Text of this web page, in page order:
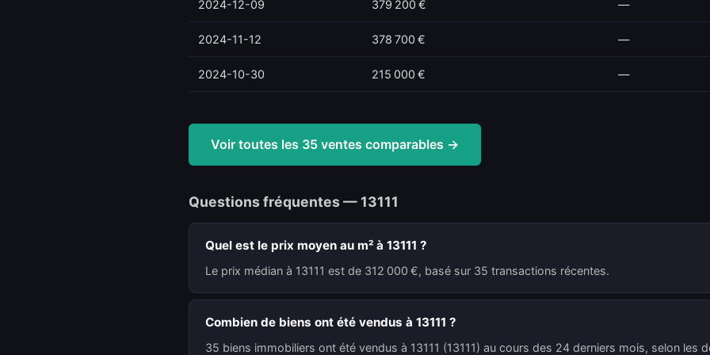
2024-12-09 379 200 € —
2024-11-12 378 700 € —
2024-10-30 215 000 € —
Voir toutes les 35 ventes comparables →
Questions fréquentes — 13111
Quel est le prix moyen au m² à 13111 ?
Le prix médian à 13111 est de 312 000 €, basé sur 35 transactions récentes.
Combien de biens ont été vendus à 13111 ?
35 biens immobiliers ont été vendus à 13111 (13111) au cours des 24 derniers mois, selon les